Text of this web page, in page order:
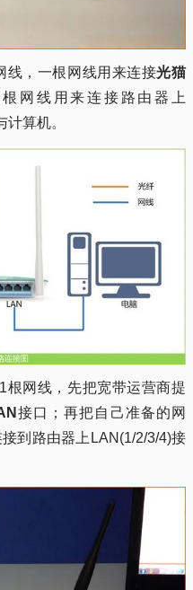
线，一根网线用来连接光猫
网线用来连接路由器上
算机。
根网线，先把宽带运营商提
接口；再把自己准备的网
到路由器上LAN(1/2/3/4)接